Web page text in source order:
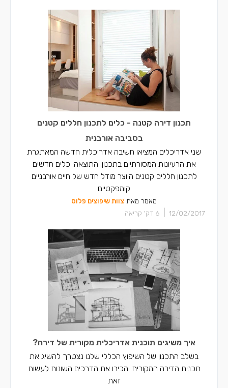
תכנון דירה קטנה - כלים לתכנון חללים קטנים
בסביבה אורבנית
שני אדריכלים המציאו חשיבה אדריכלית חדשה המאתגרת
את הרעיונות המסורתיים בתכנון. התוצאה: כלים חדשים
לתכנון חללים קטנים היוצר מודל חדש של חיים אורבניים
קומפקטיים
מאמר מאת צוות שיפוצים פלוס
12/02/2017
6 דק' קריאה
איך משיגים תוכנית אדריכלית מקורית של דירה?
בשלב התכנון של השיפוץ הכללי שלנו נצטרך להשיג את
תכנית הדירה המקורית. הכירו את הדרכים השונות לעשות
זאת